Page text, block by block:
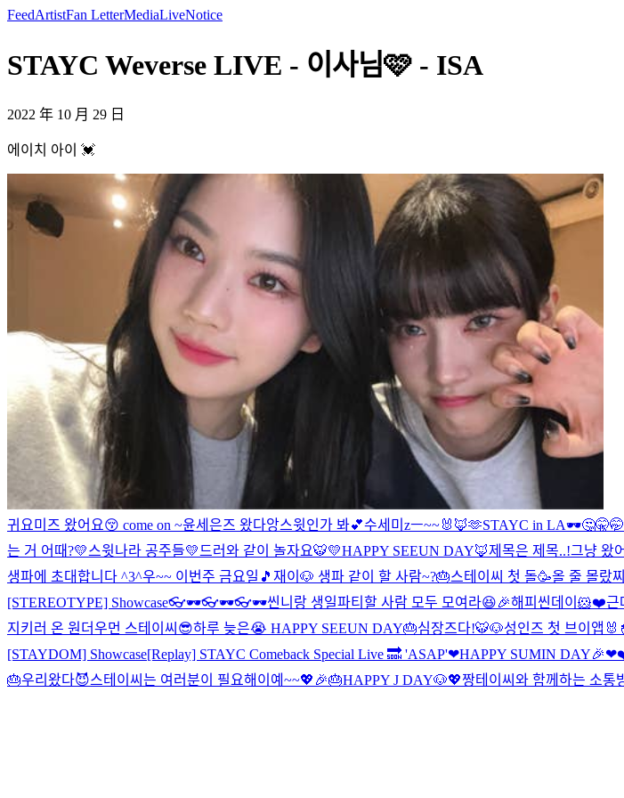
FeedArtistFan LetterMediaLiveNotice
STAYC Weverse LIVE - 이사님🩷 - ISA
2022 年 10 月 29 日
에이치 아이 💓
귀요미즈 왔어요😚 come on ~윤세은즈 왔다앙스윗인가 봐💕수세미zㅡ~~🐰🦊🫶STAYC in LA🕶
는 거 어때?💛스윗나라 공주들💛 드러와 같이 놀자요🐯💛HAPPY SEEUN DAY🦊제목은 제목..!그냥 왔
생파에 초대합니다 ^3^우~~ 이번주 금요일🎵 재이🐶 생파 같이 할 사람~?🎂스테이씨 첫 돌🥳올 줄 몰랐
[STEREOTYPE] Showcase👓🕶👓🕶👓🕶씬니랑 생일파티할 사람 모두 모여라😆🎉해피씬데이🐹❤️근
지키러 온 원더우먼 스테이씨😎하루 늦은😭 HAPPY SEEUN DAY🎂심장즈다!🐯🐶성인즈 첫 브이앱
[STAYDOM] Showcase[Replay] STAYC Comeback Special Live 🔜 'ASAP'❤HAPPY SUMIN DAY🎉❤
🎂우리왔다😈스테이씨는 여러분이 필요해이예~~💖 🎉🎂HAPPY J DAY🐶💖짱테이씨와 함께하는 소통